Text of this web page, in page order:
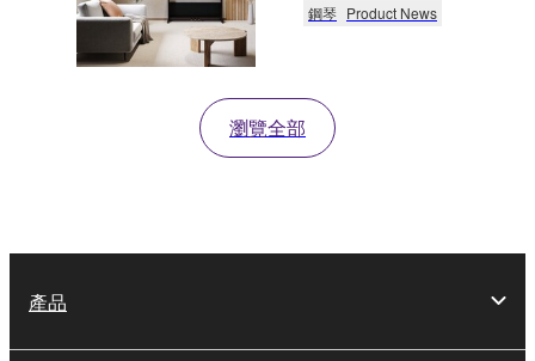
鋼琴 Product News
瀏覽全部
產品